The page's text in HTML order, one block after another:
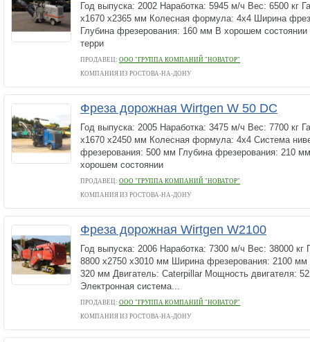
Год выпуска: 2002 Наработка: 5945 м/ч Вес: 6500 кг
х1670 х2365 мм Колесная формула: 4х4 Ширина
Глубина фрезерования: 160 мм В хорошем состоянии
терри
ПРОДАВЕЦ: ООО "ГРУППА КОМПАНИЙ "НОВАТОР"
КОМПАНИЯ ИЗ РОСТОВА-НА-ДОНУ
Фреза дорожная Wirtgen W 50 DC
Год выпуска: 2005 Наработка: 3475 м/ч Вес: 7700 кг
х1670 х2450 мм Колесная формула: 4х4 Система
фрезерования: 500 мм Глубина фрезерования: 210
хорошем состоянии
ПРОДАВЕЦ: ООО "ГРУППА КОМПАНИЙ "НОВАТОР"
КОМПАНИЯ ИЗ РОСТОВА-НА-ДОНУ
Фреза дорожная Wirtgen W2100
Год выпуска: 2006 Наработка: 7300 м/ч Вес: 38000 кг
8800 х2750 х3010 мм Ширина фрезерования: 2100 мм
320 мм Двигатель: Caterpillar Мощность двигателя:
Электронная система...
ПРОДАВЕЦ: ООО "ГРУППА КОМПАНИЙ "НОВАТОР"
КОМПАНИЯ ИЗ РОСТОВА-НА-ДОНУ